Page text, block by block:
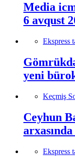
Media
6 avqust
Ekspress
yeni
Keçmiş
Ceyhun
Ekspress